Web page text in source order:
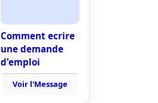
Comment ecrire
une demande
d'emploi
Voir l'Message